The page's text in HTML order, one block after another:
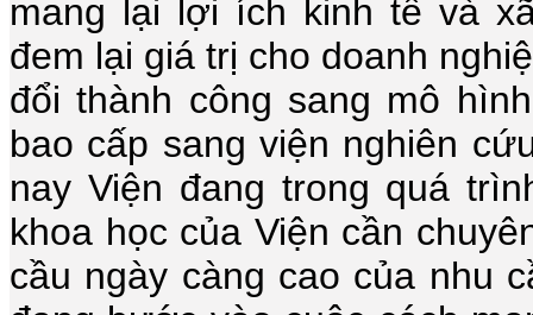
mang lại lợi ích kinh tế và
đem lại giá trị cho doanh
đổi thành công sang mô
bao cấp sang viện nghiên
nay Viện đang trong quá
khoa học của Viện cần
cầu ngày càng cao của nhu